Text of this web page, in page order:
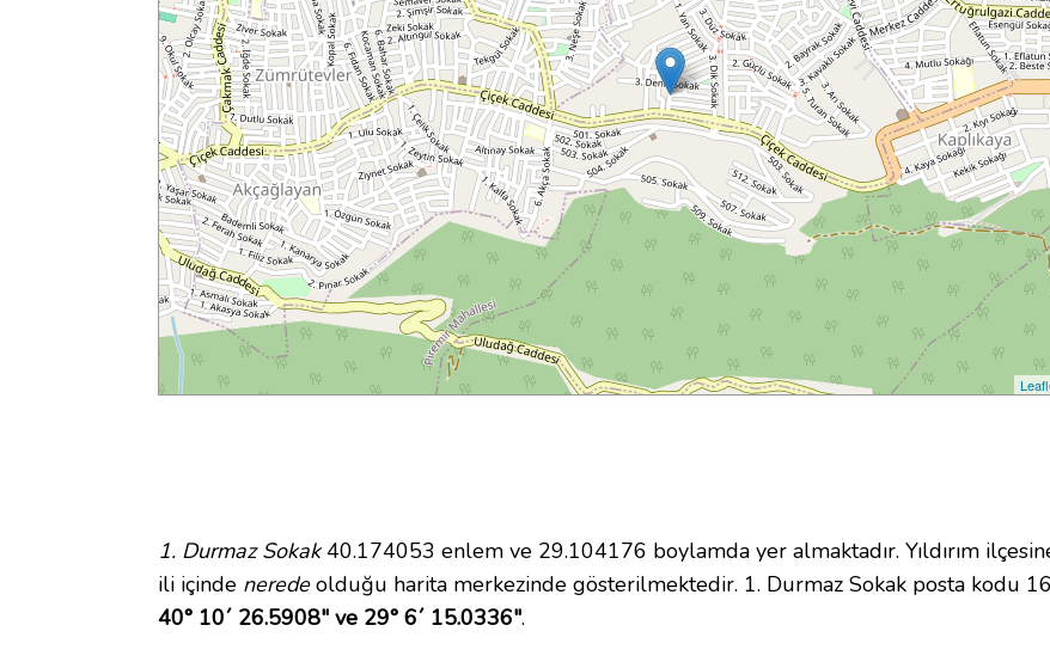
1. Durmaz Sokak40.174053 enlem ve 29.104176 boylamda yer almaktadır. Yıldırım
ili içinde neredeolduğu harita merkezinde gösterilmektedir. 1. Durmaz Sokak posta kodu
40° 10´ 26.5908" ve 29° 6´ 15.0336".